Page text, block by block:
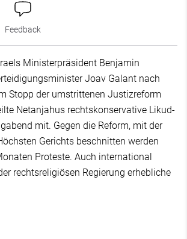
Feedback
Ministerpräsident Benjamin
Joav Galant nach
Stopp der umstrittenen Justizreform
Netanjahus rechtskonservative Likud-
mit. Gegen die Reform, mit der
Gerichts beschnitten werden
Proteste. Auch international
rechtsreligiösen Regierung erhebliche